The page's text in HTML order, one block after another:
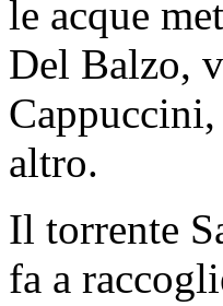
le acque
Del Balzo,
Cappuccini,
altro.
Il torrente
fa a